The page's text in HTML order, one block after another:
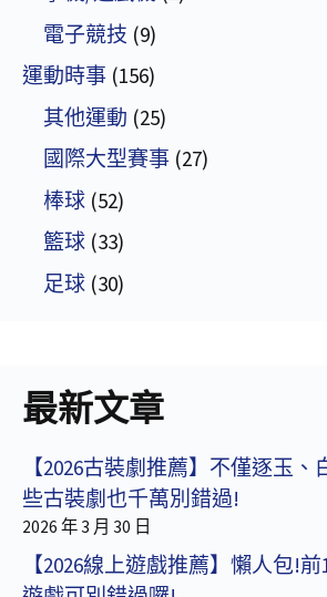
電子競技 (9)
運動時事 (156)
其他運動 (25)
國際大型賽事 (27)
棒球 (52)
籃球 (33)
足球 (30)
最新文章
【2026古裝劇推薦】不僅逐玉
些古裝劇也千萬別錯過!
2026 年 3 月 30 日
【2026線上遊戲推薦】懶人包!